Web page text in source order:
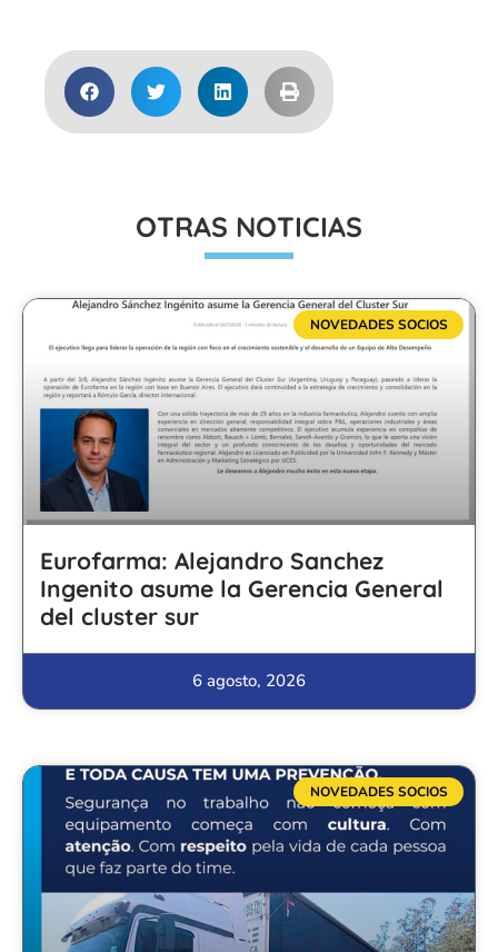
OTRAS NOTICIAS
NOVEDADES SOCIOS
Eurofarma: Alejandro Sanchez
Ingenito asume la Gerencia General
del cluster sur
6 agosto, 2026
NOVEDADES SOCIOS